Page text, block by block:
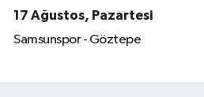
17 Ağustos, Pazartesi
Samsunspor - Göztepe